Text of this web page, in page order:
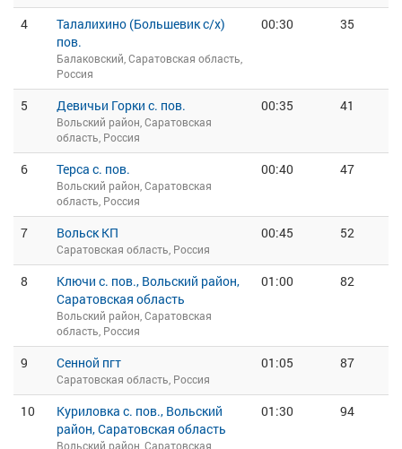
4
Талалихино (Большевик с/х)
пов.
Балаковский, Саратовская область,
Россия
00:30 35
5 Девичьи Горки с. пов.
Вольский район, Саратовская
область, Россия
00:35 41
6 Терса с. пов.
Вольский район, Саратовская
область, Россия
00:40 47
7 Вольск КП
Саратовская область, Россия
00:45 52
8
Ключи с. пов., Вольский район,
Саратовская область
Вольский район, Саратовская
область, Россия
01:00 82
9 Сенной пгт
Саратовская область, Россия
01:05 87
10
Куриловка с. пов., Вольский
район, Саратовская область
Вольский район, Саратовская
01:30 94